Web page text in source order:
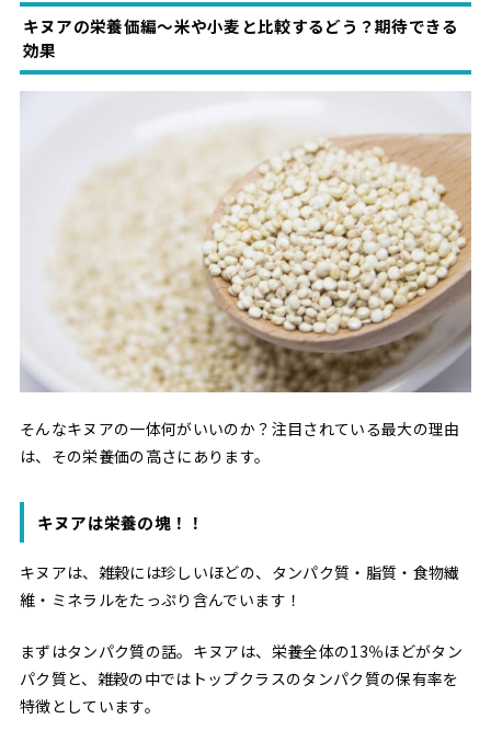
キヌアの栄養価編〜米や小麦と比較するどう？期待できる
効果
そんなキヌアの一体何がいいのか？注目されている最大の理由
は、その栄養価の高さにあります。
キヌアは栄養の塊！！
キヌアは、雑穀には珍しいほどの、タンパク質・脂質・食物繊
維・ミネラルをたっぷり含んでいます！
まずはタンパク質の話。キヌアは、栄養全体の13％ほどがタン
パク質と、雑穀の中ではトップクラスのタンパク質の保有率を
特徴としています。